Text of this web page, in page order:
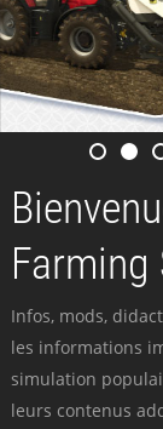
Infos, mods,
les informations
simulation
leurs contenus